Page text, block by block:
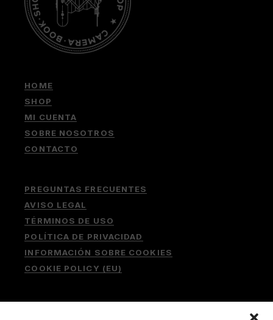
HOME
SHOP
MI CUENTA
SOBRE NOSOTROS
CONTACTO
PREGUNTAS FRECUENTES
AVISO LEGAL
TÉRMINOS DE USO
POLÍTICA DE PRIVACIDAD
INFORMACIÓN SOBRE COOKIES
COOKIE POLICY (EU)
Buscar: